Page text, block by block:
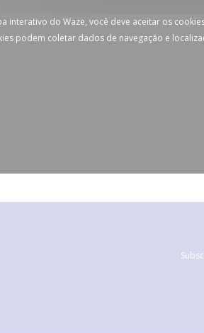
interativo do Waze, você deve aceitar os
podem coletar dados de navegação e